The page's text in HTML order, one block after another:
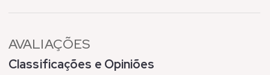
AVALIAÇÕES
Classificações e Opiniões